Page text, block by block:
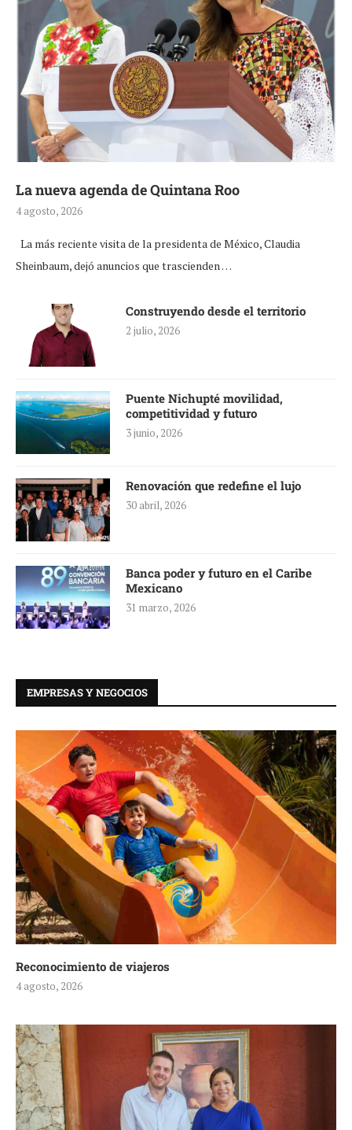
La nueva agenda de Quintana Roo
4 agosto, 2026
La más reciente visita de la presidenta de México, Claudia
Sheinbaum, dejó anuncios que trascienden …
Construyendo desde el territorio
2 julio, 2026
Puente Nichupté movilidad,
competitividad y futuro
3 junio, 2026
Renovación que redefine el lujo
30 abril, 2026
Banca poder y futuro en el Caribe
Mexicano
31 marzo, 2026
EMPRESAS Y NEGOCIOS
Reconocimiento de viajeros
4 agosto, 2026